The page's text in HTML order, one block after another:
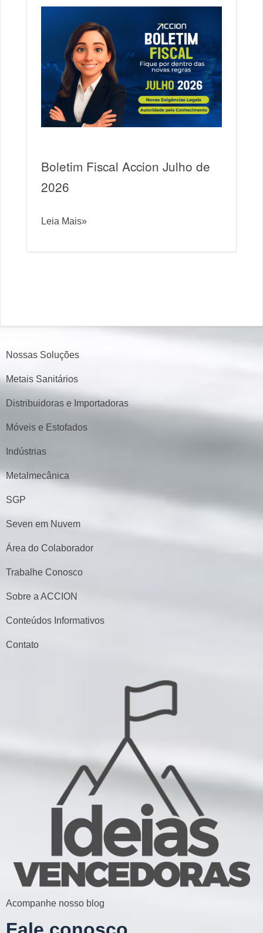
Boletim Fiscal Accion Julho de
2026
Leia Mais»
Nossas Soluções
Metais Sanitários
Distribuidoras e Importadoras
Móveis e Estofados
Indústrias
Metalmecânica
SGP
Seven em Nuvem
Área do Colaborador
Trabalhe Conosco
Sobre a ACCION
Conteúdos Informativos
Contato
Acompanhe nosso blog